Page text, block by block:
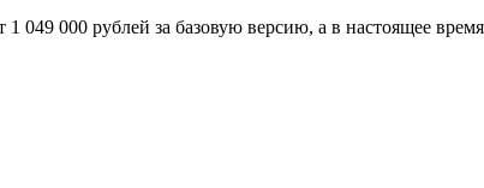
049 000 рублей за базовую версию, а в настоящее